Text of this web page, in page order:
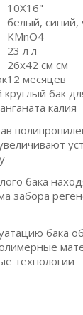
10X16"
белый, синий,
KMnO4
23 л л
26х42 см см
12 месяцев
бак
калия
бака
забора
бака
технологии